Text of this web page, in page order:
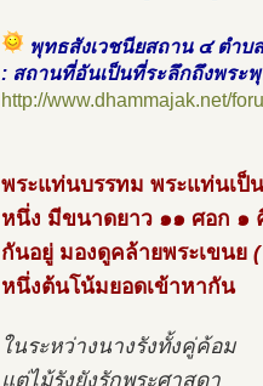
พุทธสังเวชนียสถาน ๔ ตำบล
: สถานที่อันเป็นที่ระลึกถึงพระพุ
http://www.dhammajak.net/
พระแท่นบรรทม พระแท่นเป็
หนึ่ง มีขนาดยาว ๑๑ ศอก ๑
กันอยู่ มองดูคล้ายพระเขนย
หนึ่งต้นโน้มยอดเข้าหากัน
ในระหว่างนางรังทั้งคู่ค้อม
แต่ไม้รังยังรักพระศาสดา